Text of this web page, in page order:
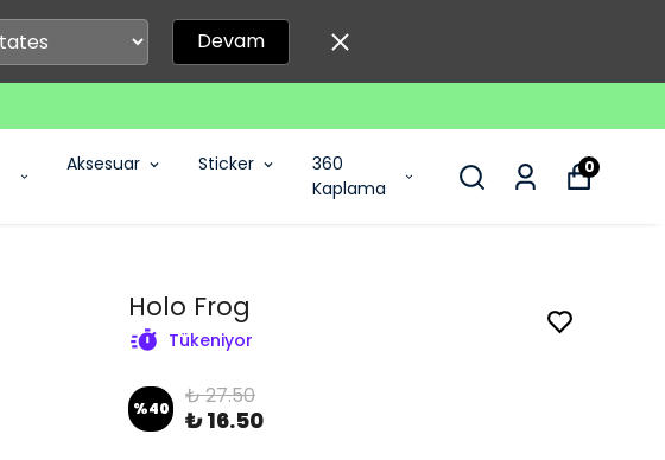
Devam
Aksesuar Sticker
360
Kaplama
0
Holo Frog
Tükeniyor
%40 ₺ 27.50
₺ 16.50